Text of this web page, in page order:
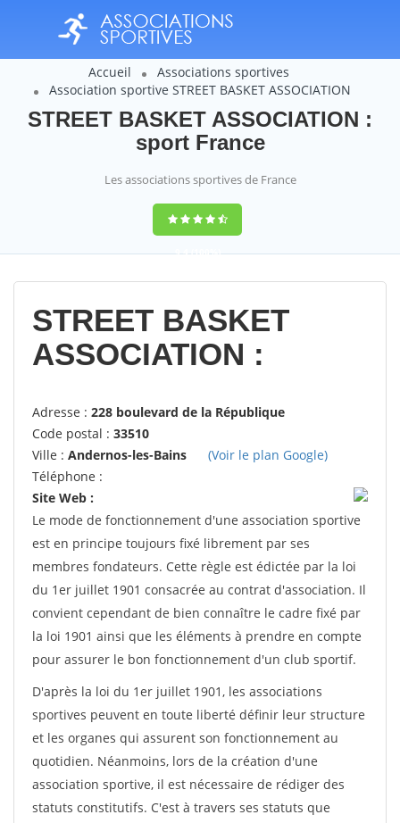
Accueil
Associations sportives
Association sportive STREET BASKET ASSOCIATION
STREET BASKET ASSOCIATION :
sport France
Les associations sportives de France
9,4(100%)
14358votes
STREET BASKET
ASSOCIATION :
Adresse : 228 boulevard de la République
Code postal : 33510
Ville : Andernos-les-Bains
(Voir le plan Google)
Téléphone :
Site Web :
Le mode de fonctionnement d'une association sportive
est en principe toujours fixé librement par ses
membres fondateurs. Cette règle est édictée par la loi
du 1er juillet 1901 consacrée au contrat d'association. Il
convient cependant de bien connaître le cadre fixé par
la loi 1901 ainsi que les éléments à prendre en compte
pour assurer le bon fonctionnement d'un club sportif.
D'après la loi du 1er juillet 1901, les associations
sportives peuvent en toute liberté définir leur structure
et les organes qui assurent son fonctionnement au
quotidien. Néanmoins, lors de la création d'une
association sportive, il est nécessaire de rédiger des
statuts constitutifs. C'est à travers ses statuts que